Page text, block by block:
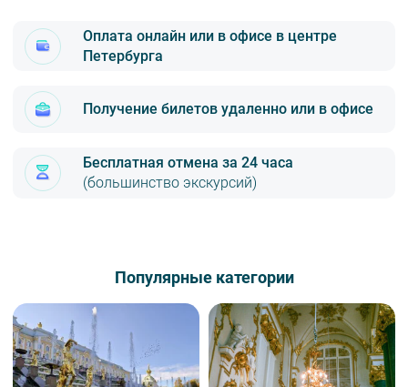
Оплата онлайн или в офисе в центре
Петербурга
Получение билетов удаленно или в офисе
Бесплатная отмена за 24 часа
(большинство экскурсий)
безопасный платёжный шлюз по технологии 3D-Secure)
Яндекс.Деньги
Наличными или картой VISA, MasterCard, МИР в офисе по адресу
м. «Площадь Восстания»,Лиговский пр., 47, офис 5 (3 этаж)
Вы можете заказать доставку билетов себе домой или в офис.
Наш курьер подъедет в удобное для вас место в
городе.Стоимость доставки 450 рублей. Время и дата доставки
Популярные категории